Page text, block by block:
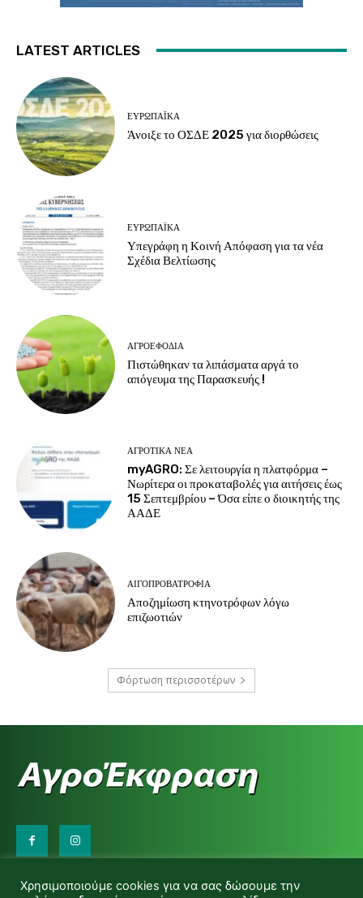
LATEST ARTICLES
ΕΥΡΩΠΑΪΚΆ
Άνοιξε το ΟΣΔΕ 2025 για διορθώσεις
ΕΥΡΩΠΑΪΚΆ
Υπεγράφη η Κοινή Απόφαση για τα νέα
Σχέδια Βελτίωσης
ΑΓΡΟΕΦΌΔΙΑ
Πιστώθηκαν τα λιπάσματα αργά το
απόγευμα της Παρασκευής !
ΑΓΡΟΤΙΚΆ ΝΈΑ
myAGRO: Σε λειτουργία η πλατφόρμα –
Νωρίτερα οι προκαταβολές για αιτήσεις έως
15 Σεπτεμβρίου – Όσα είπε ο διοικητής της
ΑΑΔΕ
ΑΙΓΟΠΡΟΒΑΤΡΟΦΊΑ
Αποζημίωση κτηνοτρόφων λόγω
επιζωοτιών
Φόρτωση περισσοτέρων
d.makas@yahoo.gr
Χρησιμοποιούμε cookies για να σας δώσουμε την